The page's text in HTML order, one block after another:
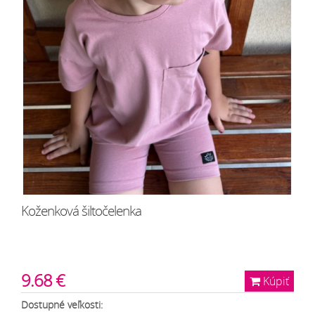
Koženková šiltočelenka
Kúpiť
9.68 €
Dostupné veľkosti: